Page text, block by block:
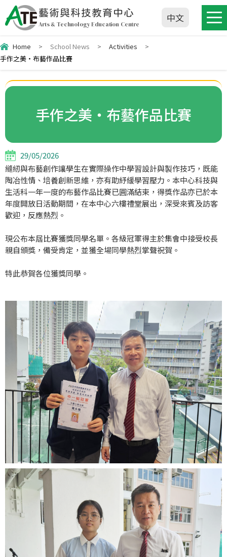
藝術與科技教育中心
Arts & Technology Education Centre
中文
Home > School News > Activities
>
手作之美‧布藝作品比賽
手作之美‧布藝作品比賽
29/05/2026
縫紉與布藝創作讓學生在實際操作中學習設計與製作技巧，既能
陶冶性情、培養創新思維，亦有助紓緩學習壓力。本中心科技與
生活科一年一度的布藝作品比賽已圓滿結束，得獎作品亦已於本
年度開放日活動期間，在本中心六樓禮堂展出，深受來賓及訪客
歡迎，反應熱烈。
現公布本屆比賽獲獎同學名單。各級冠軍得主於集會中接受校長
親自頒獎，備受肯定，並獲全場同學熱烈掌聲祝賀。
特此恭賀各位獲獎同學。